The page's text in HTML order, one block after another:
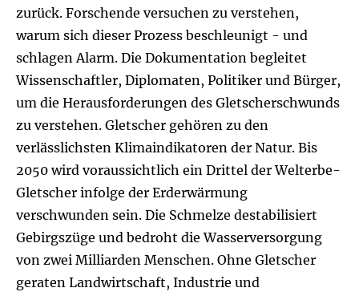
zurück. Forschende versuchen zu verstehen,
warum sich dieser Prozess beschleunigt - und
schlagen Alarm. Die Dokumentation begleitet
Wissenschaftler, Diplomaten, Politiker und Bürger,
um die Herausforderungen des Gletscherschwunds
zu verstehen. Gletscher gehören zu den
verlässlichsten Klimaindikatoren der Natur. Bis
2050 wird voraussichtlich ein Drittel der Welterbe-
Gletscher infolge der Erderwärmung
verschwunden sein. Die Schmelze destabilisiert
Gebirgszüge und bedroht die Wasserversorgung
von zwei Milliarden Menschen. Ohne Gletscher
geraten Landwirtschaft, Industrie und